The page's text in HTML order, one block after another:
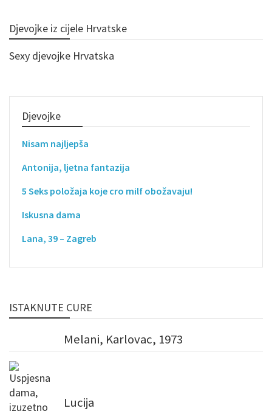
Djevojke iz cijele Hrvatske
Sexy djevojke Hrvatska
Djevojke
Nisam najljepša
Antonija, ljetna fantazija
5 Seks položaja koje cro milf obožavaju!
Iskusna dama
Lana, 39 – Zagreb
ISTAKNUTE CURE
Melani, Karlovac, 1973
Lucija